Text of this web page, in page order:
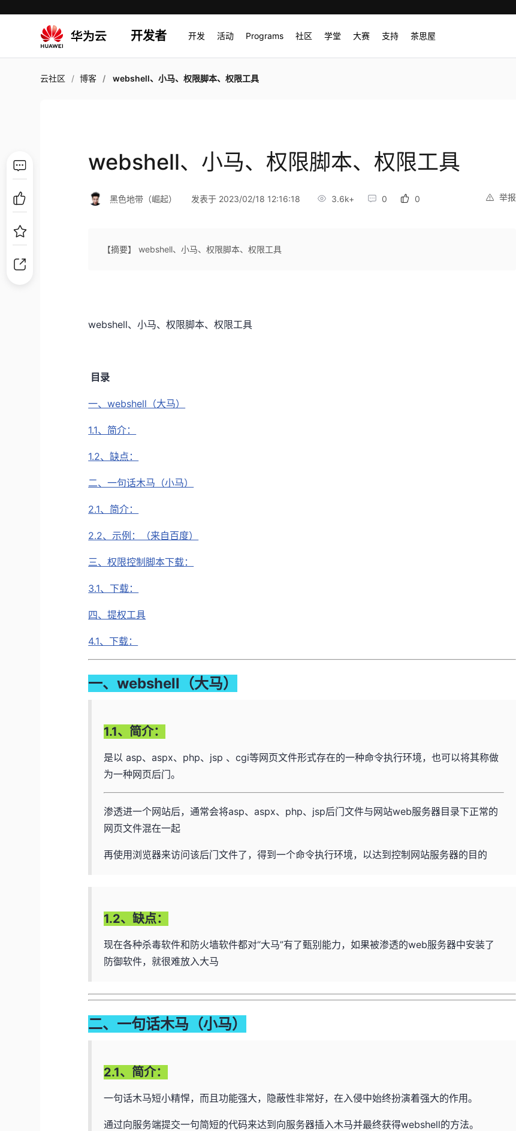
开发者 开发 活动 Programs 社区 学堂 大赛 支持 茶思屋
云社区 博客 webshell、小马、权限脚本、权限工具
webshell、小马、权限脚本、权限工具
举报
黑色地带（崛起） 发表于 2023/02/18 12:16:18 3.6k+ 0 0
【摘要】 webshell、小马、权限脚本、权限工具
webshell、小马、权限脚本、权限工具
目录
一、webshell（大马）
1.1、简介：
1.2、缺点：
二、一句话木马（小马）
2.1、简介：
2.2、示例：（来自百度）
三、权限控制脚本下载：
3.1、下载：
四、提权工具
4.1、下载：
一、webshell（大马）
1.1、简介：
是以 asp、aspx、php、jsp 、cgi等网页文件形式存在的一种命令执行环境，也可以将其称做
为一种网页后门。
渗透进一个网站后，通常会将asp、aspx、php、jsp后门文件与网站web服务器目录下正常的
网页文件混在一起
再使用浏览器来访问该后门文件了，得到一个命令执行环境，以达到控制网站服务器的目的
1.2、缺点：
现在各种杀毒软件和防火墙软件都对“大马”有了甄别能力，如果被渗透的web服务器中安装了
防御软件，就很难放入大马
二、一句话木马（小马）
2.1、简介：
一句话木马短小精悍，而且功能强大，隐蔽性非常好，在入侵中始终扮演着强大的作用。
通过向服务端提交一句简短的代码来达到向服务器插入木马并最终获得webshell的方法。